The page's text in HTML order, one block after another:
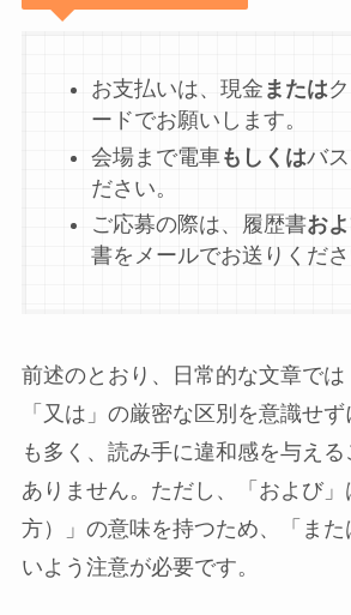
お支払いは、現金 または
ードでお願いします。
会場まで電車もしくはバ
ださい。
ご応募の際は、履歴書お
書をメールでお送りくださ
前述のとおり、日常的な文章では
「又は」の厳密な区別を意識せ
も多く、読み手に違和感を与え
ありません。ただし、「および
方）」の意味を持つため、「ま
いよう注意が必要です。